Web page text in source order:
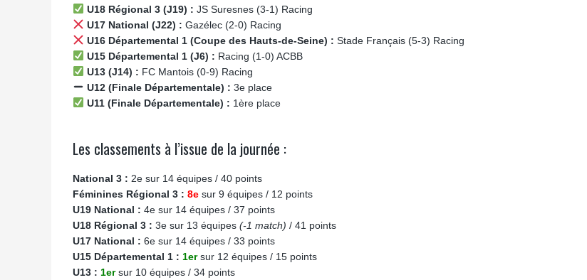
U18 Régional 3 (J19) : JS Suresnes (3-1) Racing
U17 National (J22) : Gazélec (2-0) Racing
U16 Départemental 1 (Coupe des Hauts-de-Seine) : Stade Français (5-3) Racing
U15 Départemental 1 (J6) : Racing (1-0) ACBB
U13 (J14) : FC Mantois (0-9) Racing
U12 (Finale Départementale) : 3e place
U11 (Finale Départementale) : 1ère place
Les classements à l’issue de la journée :
National 3 : 2e sur 14 équipes / 40 points
Féminines Régional 3 : 8e sur 9 équipes / 12 points
U19 National : 4e sur 14 équipes / 37 points
U18 Régional 3 : 3e sur 13 équipes (-1 match) / 41 points
U17 National : 6e sur 14 équipes / 33 points
U15 Départemental 1 : 1ersur 12 équipes / 15 points
U13 : 1ersur 10 équipes / 34 points